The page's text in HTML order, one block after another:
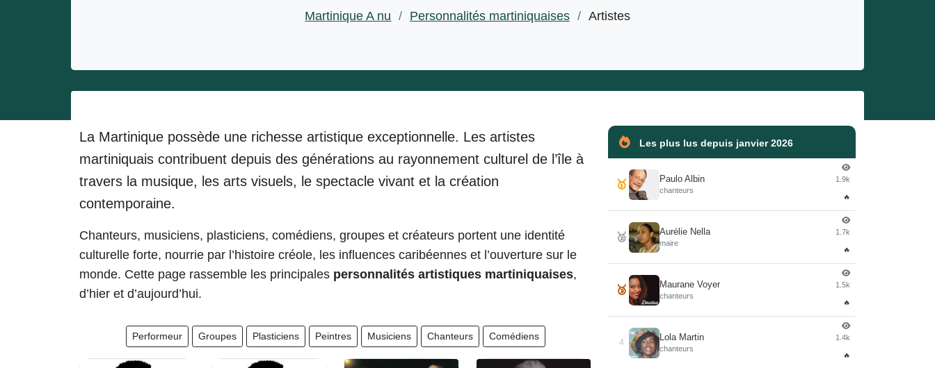
Martinique A nu / Personnalités martiniquaises / Artistes
La Martinique possède une richesse artistique exceptionnelle. Les artistes
martiniquais contribuent depuis des générations au rayonnement culturel de l’île à
travers la musique, les arts visuels, le spectacle vivant et la création
contemporaine.
Chanteurs, musiciens, plasticiens, comédiens, groupes et créateurs portent une identité
culturelle forte, nourrie par l’histoire créole, les influences caribéennes et l’ouverture sur le
monde. Cette page rassemble les principales personnalités artistiques martiniquaises,
d’hier et d’aujourd’hui.
Performeur Groupes Plasticiens Peintres Musiciens Chanteurs Comédiens
Les plus lus depuis janvier 2026
🥇 Paulo Albin
chanteurs
1.9k
🔥
🥈 Aurélie Nella
maire
1.7k
🔥
🥉 Maurane Voyer
chanteurs
1.5k
🔥
4
Lola Martin
chanteurs
1.4k
🔥